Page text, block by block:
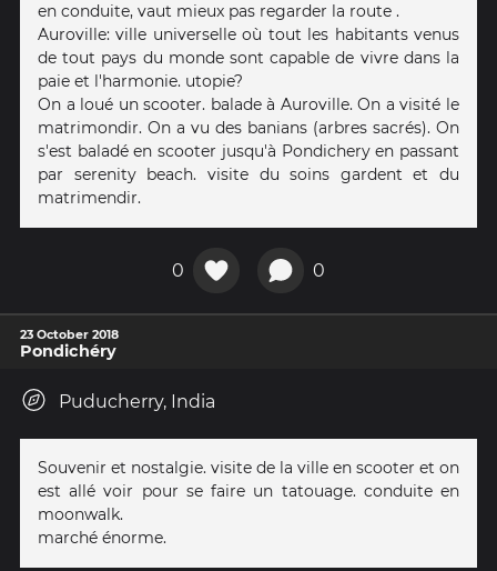
en conduite, vaut mieux pas regarder la route .
Auroville: ville universelle où tout les habitants venus
de tout pays du monde sont capable de vivre dans la
paie et l'harmonie. utopie?
On a loué un scooter. balade à Auroville. On a visité le
matrimondir. On a vu des banians (arbres sacrés). On
s'est baladé en scooter jusqu'à Pondichery en passant
par serenity beach. visite du soins gardent et du
matrimendir.
0 0
23 October 2018
Pondichéry
Puducherry, India
Souvenir et nostalgie. visite de la ville en scooter et on
est allé voir pour se faire un tatouage. conduite en
moonwalk.
marché énorme.